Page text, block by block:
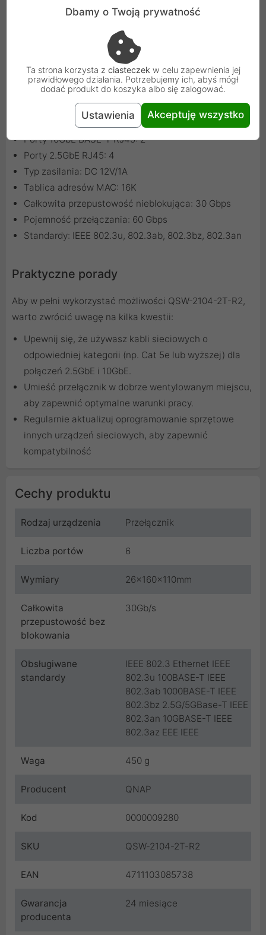
Dzięki konstrukcji bez wentylatora oraz zgodności ze
QSW-2104-2T-R2 działa niemal bezgłośnie i zużywa
minimalną ilość energii, z maksymalnym poborem mocy
wynoszącym zaledwie 12W.
:contentReference[oaicite:2]{index=2}
Specyfikacja techniczna
Liczba portów: 6
Porty 10GbE BASE-T RJ45: 2
Porty 2.5GbE RJ45: 4
Typ zasilania: DC 12V/1A
Tablica adresów MAC: 16K
Całkowita przepustowość nieblokująca: 30 Gbps
Pojemność przełączania: 60 Gbps
Standardy: IEEE 802.3u, 802.3ab, 802.3bz, 802.3an
Praktyczne porady
Aby w pełni wykorzystać możliwości QSW-2104-2T-R2,
warto zwrócić uwagę na kilka kwestii:
Upewnij się, że używasz kabli sieciowych o
odpowiedniej kategorii (np. Cat 5e lub wyższej) dla
połączeń 2.5GbE i 10GbE.
Umieść przełącznik w dobrze wentylowanym miejscu,
aby zapewnić optymalne warunki pracy.
Regularnie aktualizuj oprogramowanie sprzętowe
innych urządzeń sieciowych, aby zapewnić
kompatybilność
Cechy produktu
Rodzaj urządzenia Przełącznik
Liczba portów 6
Wymiary 26x160x110mm
Całkowita
przepustowość bez
blokowania
30Gb/s
Obsługiwane
standardy
IEEE 802.3 Ethernet IEEE
802.3u 100BASE-T IEEE
802.3ab 1000BASE-T IEEE
802.3bz 2.5G/5GBase-T IEEE
802.3an 10GBASE-T IEEE
802.3az EEE IEEE
Waga 450 g
Producent QNAP
Kod 0000009280
SKU QSW-2104-2T-R2
EAN 4711103085738
Gwarancja
producenta
24 miesiące
Dbamy o Twoją prywatność
Ta strona korzysta z ciasteczek w celu zapewnienia jej
prawidłowego działania. Potrzebujemy ich, abyś mógł
dodać produkt do koszyka albo się zalogować.
Ustawienia Akceptuję wszystko